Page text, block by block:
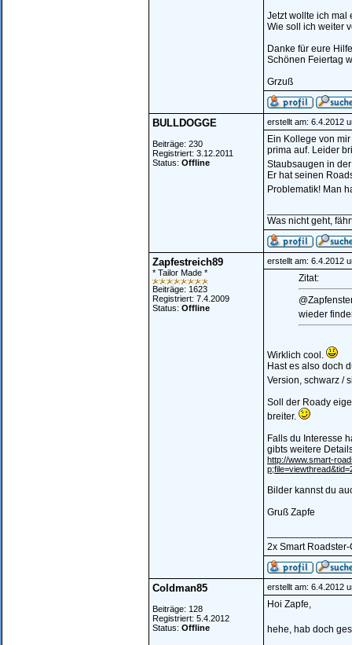
Jetzt wollte ich mal
Wie soll ich weiter
Danke für eure
Schönen Feiertag
Grzuß
BULLDOGGE
Beiträge: 230
Registriert: 3.12.2011
Status: Offline
erstellt am: 6.4.2012
Ein Kollege von
prima auf. Leider
Staubsaugen in
Er hat seinen
Problematik! Man
Was nicht geht,
Zapfestreich89
* Tailor Made *
Beiträge: 1623
Registriert: 7.4.2009
Status: Offline
erstellt am: 6.4.2012
Zitat:
wieder
Wirklich cool.
Hast es also doch
Version, schwarz /
Soll der Roady
breiter.
Falls du Interesse
gibts weitere
http://www.smart-
Bilder kannst du
Gruß Zapfe
2x Smart
Coldman85
Beiträge: 128
Registriert: 5.4.2012
Status: Offline
erstellt am: 6.4.2012
Hoi Zapfe,
hehe, hab doch